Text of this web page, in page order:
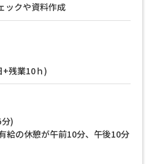
ックや資料作成
残業10ｈ)
)
給の休憩が午前10分、午後10分